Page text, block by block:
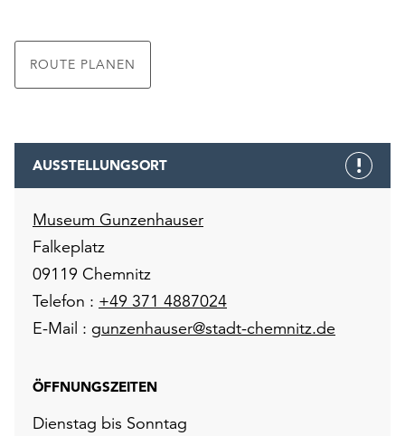
ROUTE PLANEN
AUSSTELLUNGSORT
Museum Gunzenhauser
Falkeplatz
09119 Chemnitz
Telefon : +49 371 4887024
E-Mail : gunzenhauser@stadt-chemnitz.de
ÖFFNUNGSZEITEN
Dienstag bis Sonntag